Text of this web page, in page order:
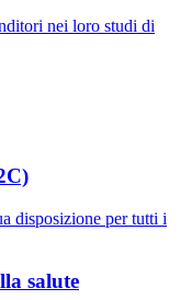
nei loro studi di
disposizione per tutti i
salute